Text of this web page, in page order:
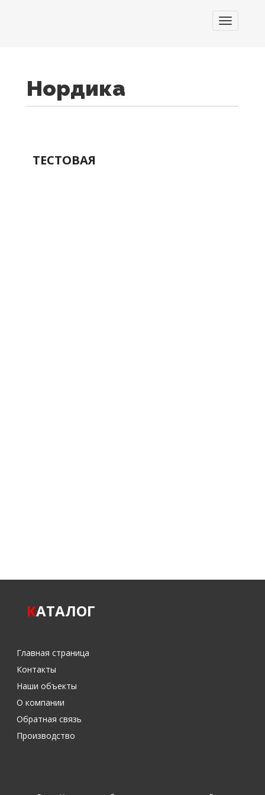
Toggle
Нордика
ТЕСТОВАЯ
КАТАЛОГ
Главная страница
Контакты
Наши объекты
О компании
Обратная связь
Производство